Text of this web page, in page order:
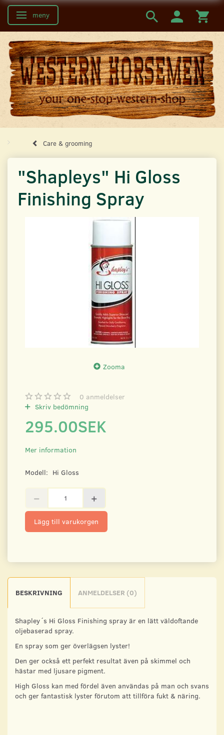
Ändra navigering
meny
Care & grooming
"Shapleys" Hi Gloss
Finishing Spray
Zooma
0 anmeldelser
Skriv bedömning
295.00SEK
Mer information
Modell: Hi Gloss
Lägg till varukorgen
BESKRIVNING ANMELDELSER (0)
Shapley´s Hi Gloss Finishing spray är en lätt väldoftande
oljebaserad spray.
En spray som ger överlägsen lyster!
Den ger också ett perfekt resultat även på skimmel och
hästar med ljusare pigment.
High Gloss kan med fördel även användas på man och svans
och ger fantastisk lyster förutom att tillföra fukt & näring.